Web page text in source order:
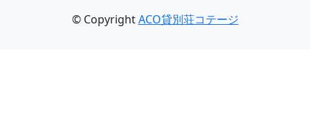
© CopyrightACO貸別荘コテージ